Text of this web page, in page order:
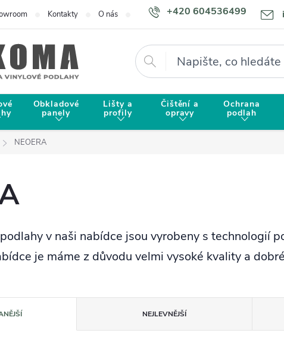
+420 604536499
Kontakty O nás Doprava a platba Proč zvolit
Hledat
Obkladové
panely
Lišty a
profily
Čištění a
opravy
Ochrana
podlah
NEOERA
v naši nabídce jsou vyrobeny s technologií
je máme z důvodu velmi vysoké kvality a
NEJLEVNĚJŠÍ